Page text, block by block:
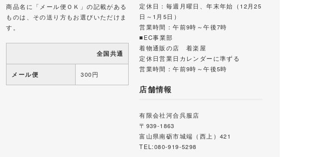
商品名に「メール便ＯＫ」の記載がある
ものは、その送り方もお選びいただけま
す。
全国共通
メール便 300円
定休日：毎週月曜日、年末年始（12月25
日～1月5日）
営業時間：午前9時～午後7時
■EC事業部
着物通販の店 着楽屋
定休日営業日カレンダーに準ずる
営業時間：午前9時～午後5時
店舗情報
有限会社河合呉服店
〒939-1863
富山県南砺市城端（西上）421
TEL:080-919-5298